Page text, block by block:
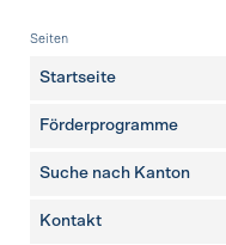
Fusszeile
Seiten
Startseite
Förderprogramme
Suche nach Kanton
weitere Seiten
Kontakt